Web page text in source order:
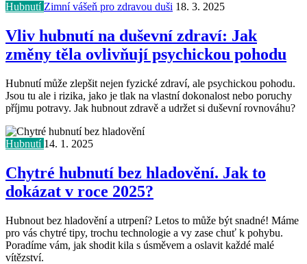
Hubnutí Zimní vášeň pro zdravou duši 18. 3. 2025
Vliv hubnutí na duševní zdraví: Jak
změny těla ovlivňují psychickou pohodu
Hubnutí může zlepšit nejen fyzické zdraví, ale psychickou pohodu.
Jsou tu ale i rizika, jako je tlak na vlastní dokonalost nebo poruchy
příjmu potravy. Jak hubnout zdravě a udržet si duševní rovnováhu?
Hubnutí 14. 1. 2025
Chytré hubnutí bez hladovění. Jak to
dokázat v roce 2025?
Hubnout bez hladovění a utrpení? Letos to může být snadné! Máme
pro vás chytré tipy, trochu technologie a vy zase chuť k pohybu.
Poradíme vám, jak shodit kila s úsměvem a oslavit každé malé
vítězství.